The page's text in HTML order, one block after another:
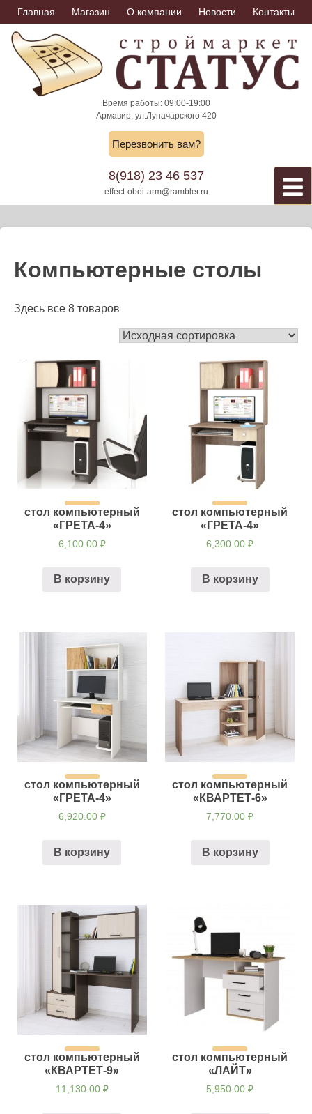
Skip
to
content
Главная Магазин О компании Новости Контакты
Время работы: 09:00-19:00
Армавир, ул.Луначарского 420
Перезвонить вам?
8(918) 23 46 537
effect-oboi-arm@rambler.ru
Компьютерные столы
Здесь все 8 товаров
стол компьютерный
«ГРЕТА-4»
6,100.00 ₽
В корзину
стол компьютерный
«ГРЕТА-4»
6,300.00₽
В корзину
стол компьютерный
«ГРЕТА-4»
6,920.00 ₽
В корзину
стол компьютерный
«КВАРТЕТ-6»
7,770.00₽
В корзину
стол компьютерный
«КВАРТЕТ-9»
11,130.00 ₽
стол компьютерный
«ЛАЙТ»
5,950.00₽